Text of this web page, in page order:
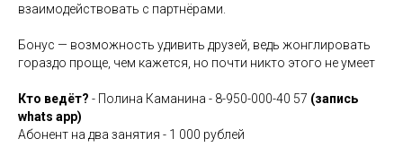
взаимодействовать с партнёрами.
Бонус — возможность удивить друзей, ведь жонглировать
гораздо проще, чем кажется, но почти никто этого не умеет
Кто ведёт? - Полина Каманина - 8-950-000-40 57 (запись
whats app)
Абонент на два занятия - 1 000 рублей
Контакты